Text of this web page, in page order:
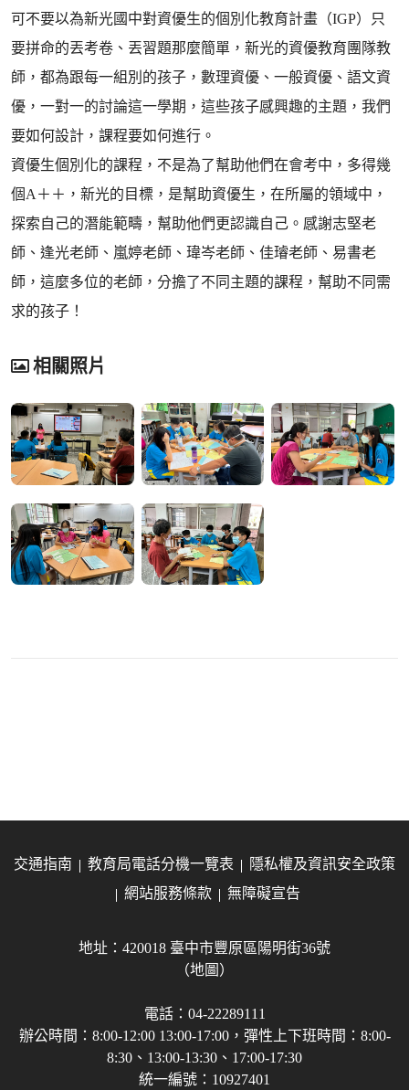
可不要以為新光國中對資優生的個別化教育計畫（IGP）只
要拼命的丟考卷、丟習題那麼簡單，新光的資優教育團隊教
師，都為跟每一組別的孩子，數理資優、一般資優、語文資
優，一對一的討論這一學期，這些孩子感興趣的主題，我們
要如何設計，課程要如何進行。
資優生個別化的課程，不是為了幫助他們在會考中，多得幾
個A＋＋，新光的目標，是幫助資優生，在所屬的領域中，
探索自己的潛能範疇，幫助他們更認識自己。感謝志堅老
師、逢光老師、嵐婷老師、瑋岑老師、佳璿老師、易書老
師，這麼多位的老師，分擔了不同主題的課程，幫助不同需
求的孩子！
相關照片
交通指南 教育局電話分機一覽表
隱私權及資訊安全政策
網站服務條款
無障礙宣告
地址：420018 臺中市豐原區陽明街36號
（地圖）
電話：04-22289111
辦公時間：8:00-12:00 13:00-17:00，彈性上下班時間：8:00-
8:30、13:00-13:30、17:00-17:30
統一編號：10927401